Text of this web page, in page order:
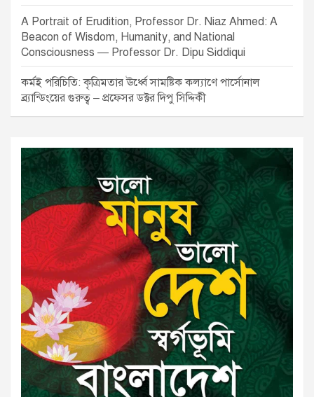
A Portrait of Erudition, Professor Dr. Niaz Ahmed: A
Beacon of Wisdom, Humanity, and National
Consciousness — Professor Dr. Dipu Siddiqui
কর্মই পরিচিতি: কৃত্রিমতার ঊর্ধ্বে সামষ্টিক কল্যাণে পার্সোনাল
ব্র্যান্ডিংয়ের গুরুত্ব – প্রফেসর ডক্টর দিপু সিদ্দিকী